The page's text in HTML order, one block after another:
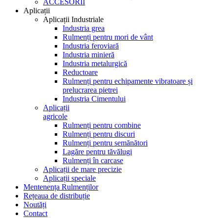
ACCESORII
Aplicații
Aplicații Industriale
Industria grea
Rulmenți pentru mori de vânt
Industria feroviară
Industria minieră
Industria metalurgică
Reductoare
Rulmenți pentru echipamente vibratoare și
prelucrarea pietrei
Industria Cimentului
Aplicații
agricole
Rulmenți pentru combine
Rulmenți pentru discuri
Rulmenți pentru semănători
Lagăre pentru tăvălugi
Rulmenți în carcase
Aplicații de mare precizie
Aplicații speciale
Mentenența Rulmenților
Rețeaua de distribuție
Noutăți
Contact